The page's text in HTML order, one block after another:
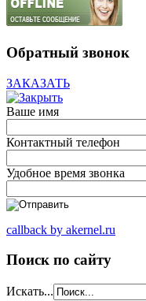
Обратный звонок
ЗАКАЗАТЬ
Ваше имя
Контактный телефон
Удобное время звонка
callback by akernel.ru
Поиск по сайту
Искать...